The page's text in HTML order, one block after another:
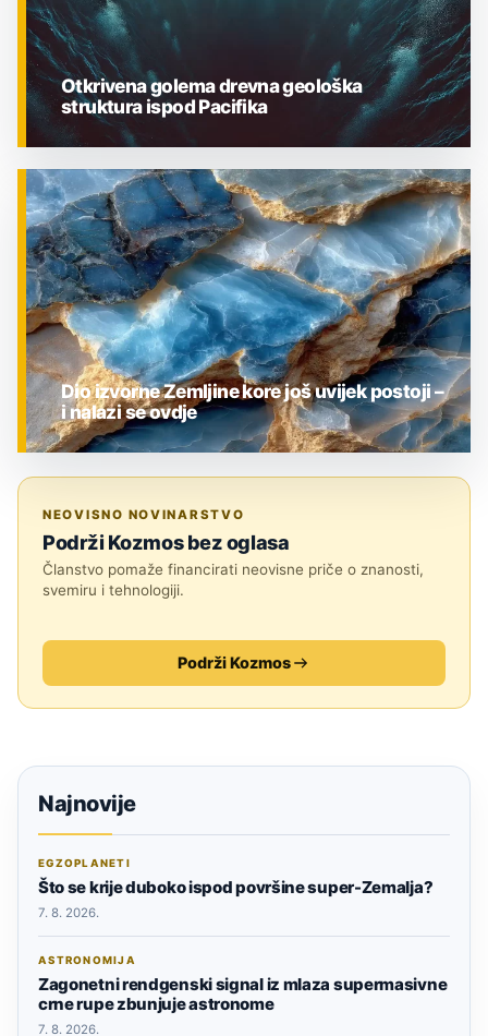
ZNANOST
Otkrivena golema drevna geološka
struktura ispod Pacifika
Dio izvorne Zemljine kore još uvijek postoji –
i nalazi se ovdje
NEOVISNO NOVINARSTVO
Podrži Kozmos bez oglasa
Članstvo pomaže financirati neovisne priče o znanosti,
svemiru i tehnologiji.
Podrži Kozmos
Najnovije
EGZOPLANETI
Što se krije duboko ispod površine super-Zemalja?
7. 8. 2026.
ASTRONOMIJA
Zagonetni rendgenski signal iz mlaza supermasivne
crne rupe zbunjuje astronome
7. 8. 2026.